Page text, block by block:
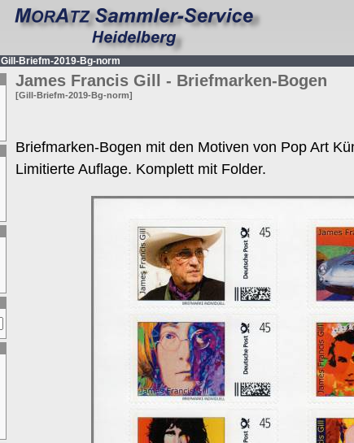
Gill-Briefm-2019-Bg-norm
James Francis Gill - Briefmarken-Bogen
[Gill-Briefm-2019-Bg-norm]
Briefmarken-Bogen mit den Motiven von Pop Art
Limitierte Auflage. Komplett mit Folder.